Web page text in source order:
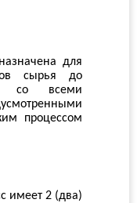
для
сырья до
со всеми
процессом
имеет 2 (два)